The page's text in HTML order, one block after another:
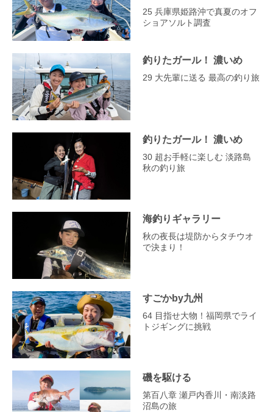
25 兵庫県姫路沖で真夏のオフ
ショアソルト調査
釣りたガール！ 濃いめ
29 大先輩に送る 最高の釣り旅
釣りたガール！ 濃いめ
30 超お手軽に楽しむ 淡路島
秋の釣り旅
海釣りギャラリー
秋の夜長は堤防からタチウオ
で決まり！
すごかby九州
64 目指せ大物！福岡県でライ
トジギングに挑戦
磯を駆ける
第百八章 瀬戸内香川・南淡路
沼島の旅